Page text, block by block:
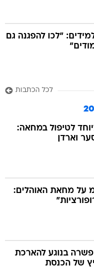
"לכו להפגנה גם
לכל הכתבות
לטיפול במחאה:
וארדן
על מחאת האוהלים:
בנוגע להארכת
של הכנסת